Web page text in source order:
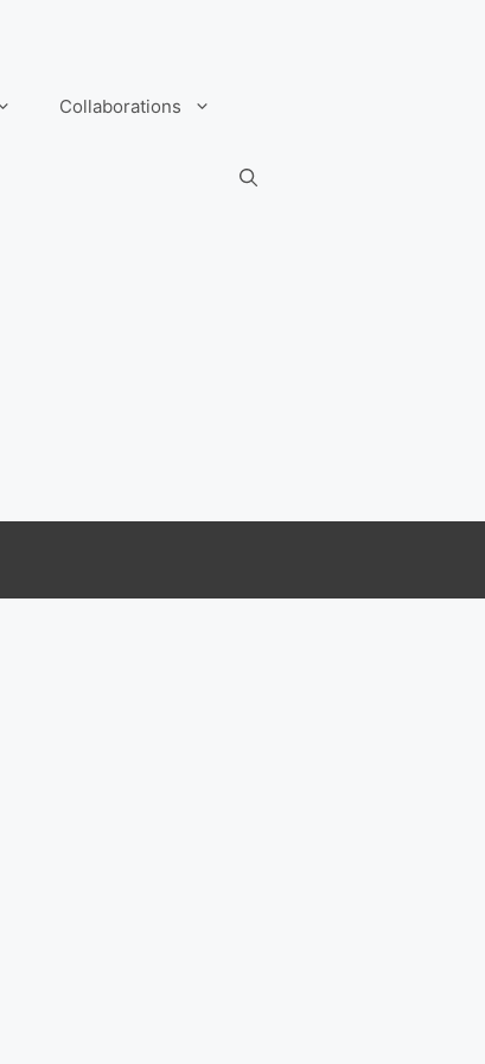
Collaborations